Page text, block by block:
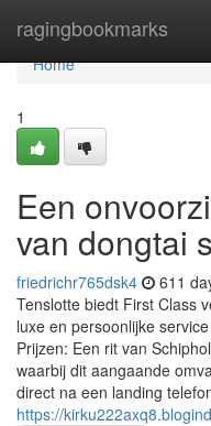
ragingbookmarks
Home
Home
1
Een
van dongtai
friedrichr765dsk4 611
Tenslotte biedt First Class
luxe en persoonlijke
Prijzen: Een rit van
waarbij dit aangaande
direct na een landing
https://